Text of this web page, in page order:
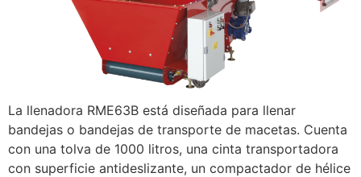
La llenadora RME63B está diseñada para llenar
bandejas o bandejas de transporte de macetas. Cuenta
con una tolva de 1000 litros, una cinta transportadora
con superficie antideslizante, un compactador de hélice